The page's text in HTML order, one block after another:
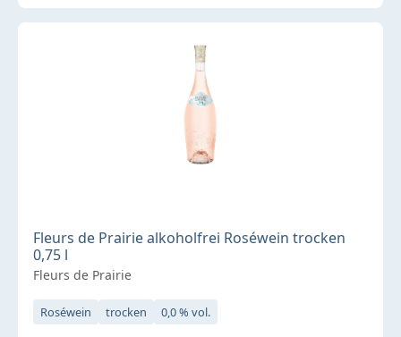
Fleurs de Prairie alkoholfrei Roséwein trocken
0,75 l
Fleurs de Prairie
Roséwein trocken 0,0 % vol.